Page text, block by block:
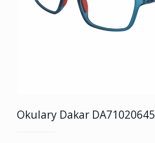
Okulary Dakar DA71020645